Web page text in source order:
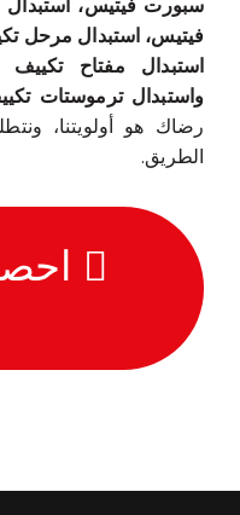
سبورت فيتيس،
فيتيس، استبدال مرحل
استبدال مفتاح
واستبدال ترموستات
رضاك هو أولويتنا،
الطريق.